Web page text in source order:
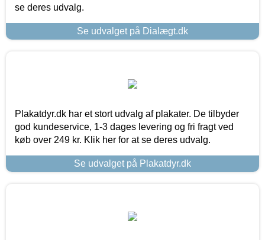
se deres udvalg.
Se udvalget på Dialægt.dk
Plakatdyr.dk har et stort udvalg af plakater. De tilbyder
god kundeservice, 1-3 dages levering og fri fragt ved
køb over 249 kr. Klik her for at se deres udvalg.
Se udvalget på Plakatdyr.dk